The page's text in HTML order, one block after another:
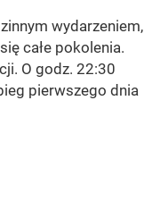
wydarzeniem,
całe pokolenia.
O godz. 22:30
pierwszego dnia